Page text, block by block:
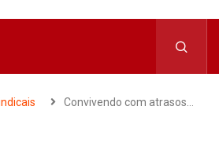
Convivendo com atrasos…